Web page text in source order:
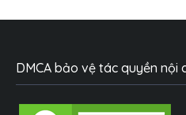
DMCA bảo vệ tác quyền nội